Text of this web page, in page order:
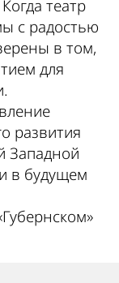
театр
с радостью
в том,
для
развития
Западной
в будущем